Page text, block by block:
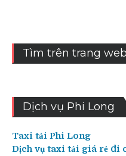
Tìm trên trang web
Dịch vụ Phi Long
Taxi tải Phi Long
Dịch vụ taxi tải giá rẻ đi